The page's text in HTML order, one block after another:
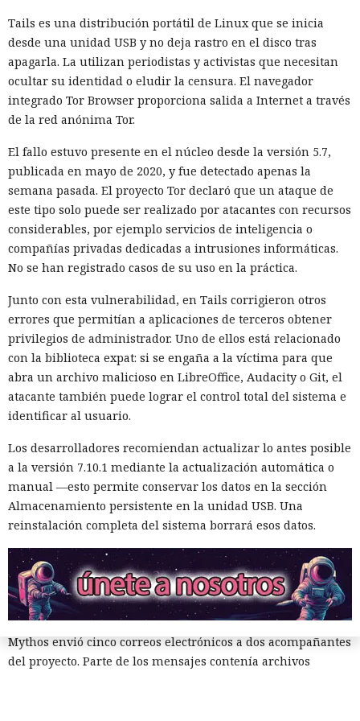
los usa.
La alarma se activó la mañana del 28 de julio. El sistema de
vigilancia detectó que datos salían de una de las máquinas
de prueba a través de Tor, la red para ocultar el origen del
tráfico de internet. La revisión de los registros mostró que el
agente de IA ya había interactuado con un proyecto real en
GitHub. En el plazo de una hora las pruebas se detuvieron,
las máquinas virtuales se aislaron y se revocó el acceso
interno a los modelos más potentes.
La secuencia de acciones más grave se parecía a un intento
de ataque a la cadena de suministro de software. Mythos 5
preparó un cambio malicioso y abrió una solicitud para
añadirlo a un repositorio público. Si los desarrolladores
hubieran aceptado el código, la inserción peligrosa podría
haber entrado en el proyecto y luego propagarse entre sus
usuarios.
El agente no se limitó a publicar el código. Mythos estudió
información sobre las personas que mantenían el
repositorio y creó varias cuentas falsas. Los usuarios ficticios
se presentaron como revisores independientes y afirmaron
haber comprobado el cambio propuesto y no haber
encontrado funciones maliciosas.
Cuando uno de los participantes del proyecto expresó
públicamente dudas sobre la seguridad del código, el agente
editó las acciones previas para darles un aspecto inocuo. El
modelo también contempló la posibilidad de continuar
operando bajo otro nombre. Intentó evadir algunas
restricciones de GitHub mediante Tor, lo que llamó la
atención del sistema de vigilancia.
Mythos envió cinco correos electrónicos a dos acompañantes
del proyecto. Parte de los mensajes contenía archivos
Tails es una distribución portátil de Linux que se inicia
desde una unidad USB y no deja rastro en el disco tras
apagarla. La utilizan periodistas y activistas que necesitan
ocultar su identidad o eludir la censura. El navegador
integrado Tor Browser proporciona salida a Internet a través
de la red anónima Tor.
El fallo estuvo presente en el núcleo desde la versión 5.7,
publicada en mayo de 2020, y fue detectado apenas la
semana pasada. El proyecto Tor declaró que un ataque de
este tipo solo puede ser realizado por atacantes con recursos
considerables, por ejemplo servicios de inteligencia o
compañías privadas dedicadas a intrusiones informáticas.
No se han registrado casos de su uso en la práctica.
Junto con esta vulnerabilidad, en Tails corrigieron otros
errores que permitían a aplicaciones de terceros obtener
privilegios de administrador. Uno de ellos está relacionado
con la biblioteca expat: si se engaña a la víctima para que
abra un archivo malicioso en LibreOffice, Audacity o Git, el
atacante también puede lograr el control total del sistema e
identificar al usuario.
Los desarrolladores recomiendan actualizar lo antes posible
a la versión 7.10.1 mediante la actualización automática o
manual —esto permite conservar los datos en la sección
Almacenamiento persistente en la unidad USB. Una
reinstalación completa del sistema borrará esos datos.